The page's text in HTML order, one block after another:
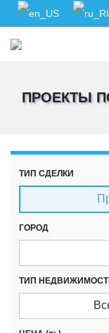
ПРОЕКТЫ
ТИП СДЕЛКИ
ГОРОД
ТИП